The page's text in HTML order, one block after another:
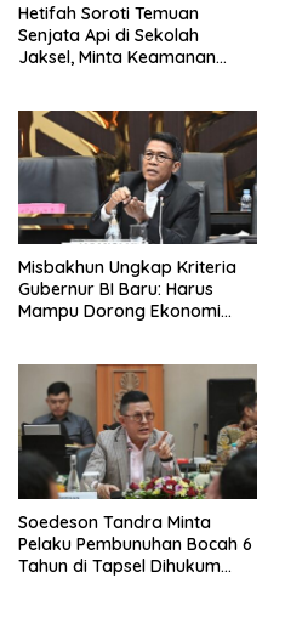
Hetifah Soroti Temuan
Senjata Api di Sekolah
Jaksel, Minta Keamanan
Misbakhun Ungkap Kriteria
Gubernur BI Baru: Harus
Mampu Dorong Ekonomi
Soedeson Tandra Minta
Pelaku Pembunuhan Bocah 6
Tahun di Tapsel Dihukum